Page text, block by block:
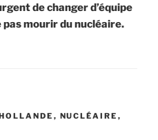
de changer d’équipe
mourir du nucléaire.
, NUCLÉAIRE ,